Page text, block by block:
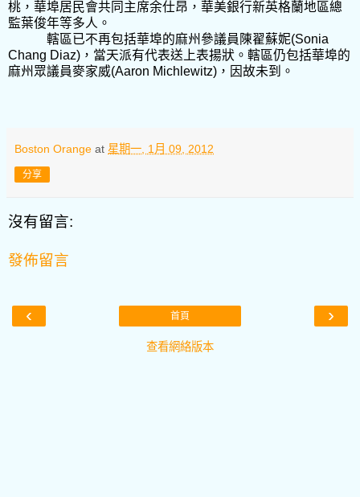
桃，華埠居民會共同主席余仕昂，華美銀行新英格蘭地區總
監葉俊年等多人。
轄區已不再包括華埠的麻州參議員陳翟蘇妮(Sonia
Chang Diaz) ，當天派有代表送上表揚狀。轄區仍包括華埠的
麻州眾議員麥家威(Aaron Michlewitz) ，因故未到。
Boston Orange at 星期一, 1月 09, 2012
分享
沒有留言:
發佈留言
‹ ›
首頁
查看網絡版本